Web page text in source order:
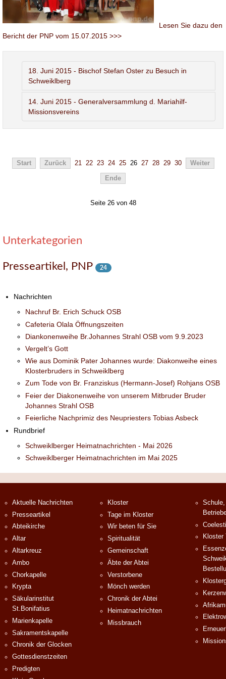
Lesen Sie dazu den
Bericht der PNP vom 15.07.2015 >>>
18. Juni 2015 - Bischof Stefan Oster zu Besuch in
Schweiklberg
14. Juni 2015 - Generalversammlung d. Mariahilf-
Missionsvereins
Start Zurück 21 22 23 24 25 26 27 28 29 30 Weiter
Ende
Seite 26 von 48
Unterkategorien
Presseartikel, PNP 24
Nachrichten
Nachruf Br. Erich Schuck OSB
Cafeteria Olala Öffnungszeiten
Diankonenweihe Br.Johannes Strahl OSB vom 9.9.2023
Vergelt’s Gott
Wie aus Dominik Pater Johannes wurde: Diakonweihe eines
Klosterbruders in Schweiklberg
Zum Tode von Br. Franziskus (Hermann-Josef) Rohjans OSB
Feier der Diakonenweihe von unserem Mitbruder Bruder
Johannes Strahl OSB
Feierliche Nachprimiz des Neupriesters Tobias Asbeck
Rundbrief
Schweiklberger Heimatnachrichten - Mai 2026
Schweiklberger Heimatnachrichten im Mai 2025
Aktuelle Nachrichten
Presseartikel
Abteikirche
Altar
Altarkreuz
Ambo
Chorkapelle
Krypta
Säkularinstitut
St.Bonifatius
Marienkapelle
Sakramentskapelle
Chronik der Glocken
Gottesdienstzeiten
Predigten
Kloster
Tage im Kloster
Wir beten für Sie
Spiritualität
Gemeinschaft
Äbte der Abtei
Verstorbene
Mönch werden
Chronik der Abtei
Heimatnachrichten
Missbrauch
Kloster